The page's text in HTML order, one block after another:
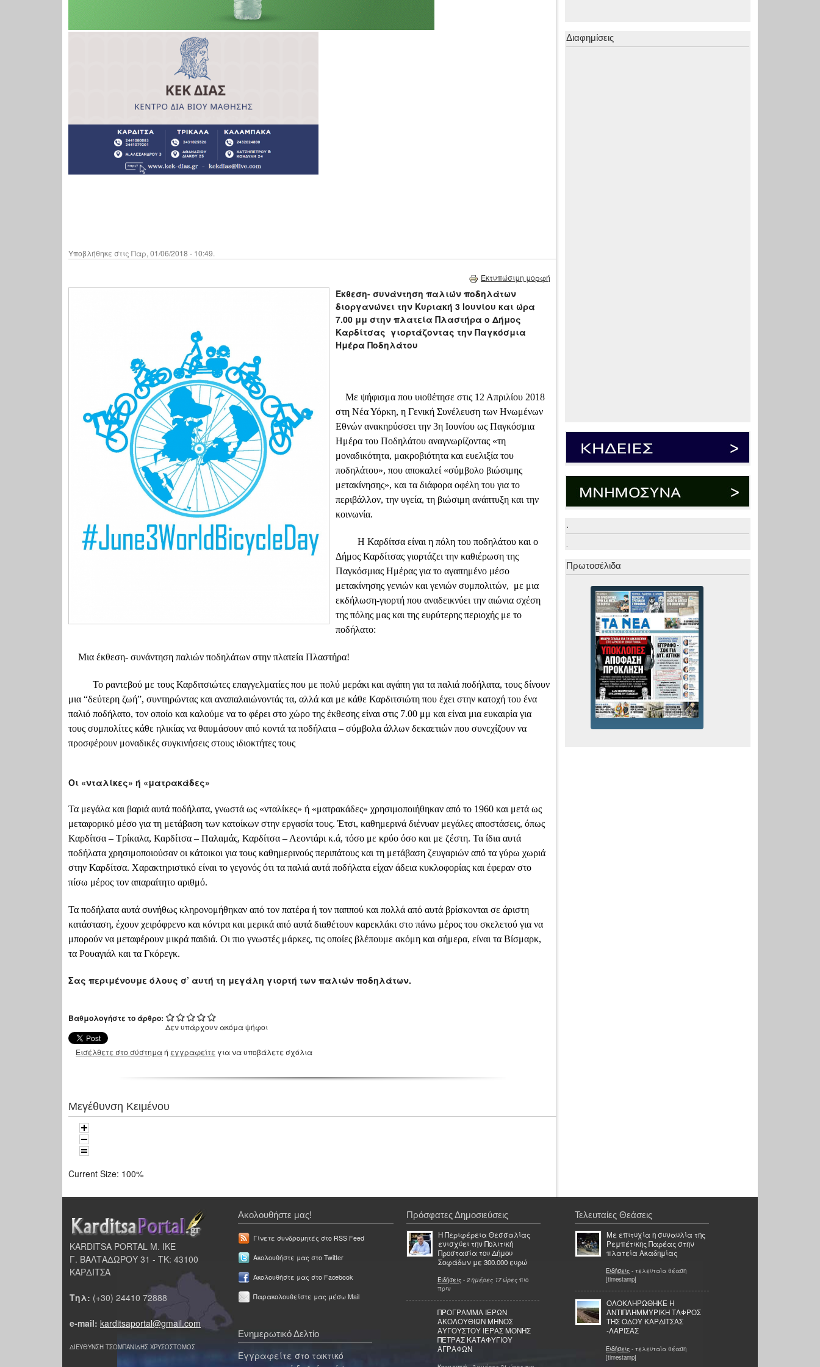
Υποβλήθηκε στις Παρ, 01/06/2018 - 10:49.
Εκτυπώσιμη μορφή
Έκθεση- συνάντηση παλιών ποδηλάτων
διοργανώνει την Κυριακή 3 Ιουνίου και ώρα
7.00 μμ στην πλατεία Πλαστήρα ο Δήμος
Καρδίτσας γιορτάζοντας την Παγκόσμια
Ημέρα Ποδηλάτου
Με ψήφισμα που υιοθέτησε στις 12 Απριλίου 2018
στη Νέα Υόρκη, η Γενική Συνέλευση των Ηνωμένων
Εθνών ανακηρύσσει την 3η Ιουνίου ως Παγκόσμια
Ημέρα του Ποδηλάτου αναγνωρίζοντας «τη
μοναδικότητα, μακροβιότητα και ευελιξία του
ποδηλάτου», που αποκαλεί «σύμβολο βιώσιμης
μετακίνησης», και τα διάφορα οφέλη του για το
περιβάλλον, την υγεία, τη βιώσιμη ανάπτυξη και την
κοινωνία.
Η Καρδίτσα είναι η πόλη του ποδηλάτου και ο
Δήμος Καρδίτσας γιορτάζει την καθιέρωση της
Παγκόσμιας Ημέρας για το αγαπημένο μέσο
μετακίνησης γενιών και γενιών συμπολιτών, με μια
εκδήλωση-γιορτή που αναδεικνύει την αιώνια σχέση
της πόλης μας και της ευρύτερης περιοχής με το
ποδήλατο:
Μια έκθεση- συνάντηση παλιών ποδηλάτων στην πλατεία Πλαστήρα!
Το ραντεβού με τους Καρδιτσιώτες επαγγελματίες που με πολύ μεράκι και αγάπη για τα παλιά ποδήλατα, τους δίνουν
μια “δεύτερη ζωή”, συντηρώντας και αναπαλαιώνοντάς τα, αλλά και με κάθε Καρδιτσιώτη που έχει στην κατοχή του ένα
παλιό ποδήλατο, τον οποίο και καλούμε να το φέρει στο χώρο της έκθεσης είναι στις 7.00 μμ και είναι μια ευκαιρία για
τους συμπολίτες κάθε ηλικίας να θαυμάσουν από κοντά τα ποδήλατα – σύμβολα άλλων δεκαετιών που συνεχίζουν να
προσφέρουν μοναδικές συγκινήσεις στους ιδιοκτήτες τους
Οι «νταλίκες» ή «ματρακάδες»
Τα μεγάλα και βαριά αυτά ποδήλατα, γνωστά ως «νταλίκες» ή «ματρακάδες» χρησιμοποιήθηκαν από το 1960 και μετά ως
μεταφορικό μέσο για τη μετάβαση των κατοίκων στην εργασία τους. Έτσι, καθημερινά διένυαν μεγάλες αποστάσεις, όπως
Καρδίτσα – Τρίκαλα, Καρδίτσα – Παλαμάς, Καρδίτσα – Λεοντάρι κ.ά, τόσο με κρύο όσο και με ζέστη. Τα ίδια αυτά
ποδήλατα χρησιμοποιούσαν οι κάτοικοι για τους καθημερινούς περιπάτους και τη μετάβαση ζευγαριών από τα γύρω χωριά
στην Καρδίτσα. Χαρακτηριστικό είναι το γεγονός ότι τα παλιά αυτά ποδήλατα είχαν άδεια κυκλοφορίας και έφεραν στο
πίσω μέρος τον απαραίτητο αριθμό.
Τα ποδήλατα αυτά συνήθως κληρονομήθηκαν από τον πατέρα ή τον παππού και πολλά από αυτά βρίσκονται σε άριστη
κατάσταση, έχουν χειρόφρενο και κόντρα και μερικά από αυτά διαθέτουν καρεκλάκι στο πάνω μέρος του σκελετού για να
μπορούν να μεταφέρουν μικρά παιδιά. Οι πιο γνωστές μάρκες, τις οποίες βλέπουμε ακόμη και σήμερα, είναι τα Βίσμαρκ,
τα Ρουαγιάλ και τα Γκόρεγκ.
Σας περιμένουμε όλους σ’ αυτή τη μεγάλη γιορτή των παλιών ποδηλάτων.
Βαθμολογήστε το άρθρο:
Δεν υπάρχουν ακόμα ψήφοι
Εισέλθετε στο σύστημαή εγγραφείτε για να υποβάλετε σχόλια
Μεγέθυνση Κειμένου
Current Size: 100%
Διαφημίσεις
.
.
Πρωτοσέλιδα
KARDITSA PORTAL Μ. ΙΚΕ
Γ. ΒΑΛΤΑΔΩΡΟΥ 31 - ΤΚ: 43100
ΚΑΡΔΙΤΣΑ
Τηλ: (+30) 24410 72888
e-mail: karditsaportal@gmail.com
ΔΙΕΥΘΥΝΣΗ ΤΣΟΜΠΑΝΙΔΗΣ ΧΡΥΣΟΣΤΟΜΟΣ
Ακολουθήστε μας!
Γίνετε συνδρομητές στο RSS Feed
Ακολουθήστε μας στο Twitter
Ακολουθήστε μας στο Facebook
Παρακολουθείστε μας μέσω Mail
Ενημερωτικό Δελτίο
Εγγραφείτε στο τακτικό
Πρόσφατες Δημοσιεύσεις
Η Περιφέρεια Θεσσαλίας
ενισχύει την Πολιτική
Προστασία του Δήμου
Σοφάδων με 300.000 ευρώ
Ειδήσεις - 2 ημέρες 17 ώρες πιο
πριν
ΠΡΟΓΡΑΜΜΑ ΙΕΡΩΝ
ΑΚΟΛΟΥΘΙΩΝ ΜΗΝΟΣ
ΑΥΓΟΥΣΤΟΥ ΙΕΡΑΣ ΜΟΝΗΣ
ΠΕΤΡΑΣ ΚΑΤΑΦΥΓΙΟΥ
ΑΓΡΑΦΩΝ
Τελευταίες Θεάσεις
Με επιτυχία η συναυλία της
Ρεμπέτικης Παρέας στην
πλατεία Ακαδημίας
Ειδήσεις - τελευταία θέαση
[timestamp]
ΟΛΟΚΛΗΡΩΘΗΚΕ Η
ΑΝΤΙΠΛΗΜΜΥΡΙΚΗ ΤΑΦΡΟΣ
ΤΗΣ ΟΔΟΥ ΚΑΡΔΙΤΣΑΣ
-ΛΑΡΙΣΑΣ
Ειδήσεις - τελευταία θέαση
[timestamp]